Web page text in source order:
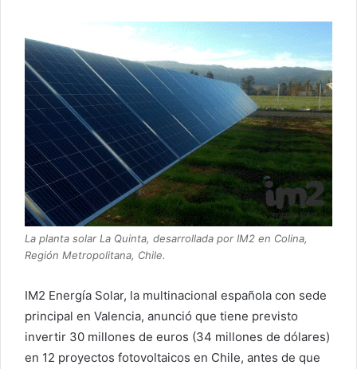
La planta solar La Quinta, desarrollada por IM2 en Colina,
Región Metropolitana, Chile.
IM2 Energía Solar, la multinacional española con sede
principal en Valencia, anunció que tiene previsto
invertir 30 millones de euros (34 millones de dólares)
en 12 proyectos fotovoltaicos en Chile, antes de que